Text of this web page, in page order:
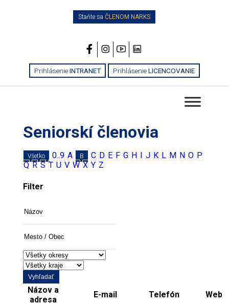
Staňte saČLENOM NARKS
PrihlásenieINTRANET PrihlásenieLICENCOVANIE
Seniorskí členovia
Všetko 0..9 A B C D E F G H I J K L M N O P
Q R S T U V W X Y Z
Filter
/
Obec
Vyhľadať
Názov a
adresa
E-mail Telefón Web